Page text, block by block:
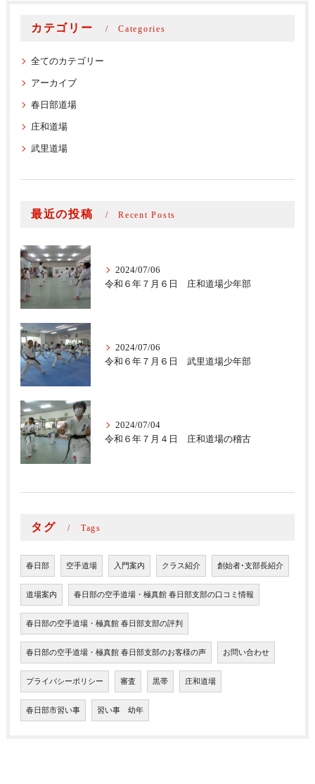
カテゴリー Categories
全てのカテゴリー
アーカイブ
春日部道場
庄和道場
武里道場
最近の投稿 Recent Posts
2024/07/06
令和６年７月６日 庄和道場少年部
2024/07/06
令和６年７月６日 武里道場少年部
2024/07/04
令和６年７月４日 庄和道場の稽古
タグ Tags
春日部 空手道場 入門案内 クラス紹介 創始者･支部長紹介
道場案内 春日部の空手道場・極真館 春日部支部の口コミ情報
春日部の空手道場・極真館 春日部支部の評判
春日部の空手道場・極真館 春日部支部のお客様の声 お問い合わせ
プライバシーポリシー 審査 黒帯 庄和道場
春日部市習い事 習い事 幼年